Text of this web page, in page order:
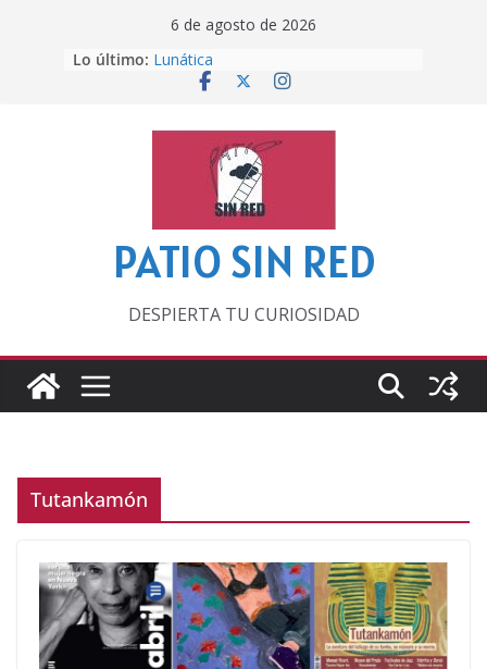
6 de agosto de 2026
Lo último: Lunática
Pero, hasta entonces…
‘La broma infinita’ de recomendar
lecturas veraniegas
Otra del Mundial
PATIO SIN RED
DESPIERTA TU CURIOSIDAD
Tutankamón